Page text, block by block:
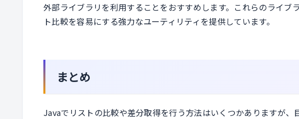
外部ライブラリを利用することをおすすめします。これらのライブ
ト比較を容易にする強力なユーティリティを提供しています。
まとめ
Javaでリストの比較や差分取得を行う方法はいくつかありますが